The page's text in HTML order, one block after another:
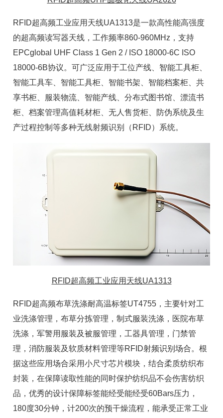
RFID超高频工业应用天线UA1313是一款高性能高强度
的超高频读写器天线，工作频率860-960MHz，支持
EPCglobal UHF Class 1 Gen 2 / ISO 18000-6C ISO
18000-6B协议。可广泛应用于工位产线、 智能工具柜
智能工具车
智能工具柜 智能书架 智能档案柜 、共
享书柜、服装物流、 智能产线 、分布式图书馆、漂流书
柜、 档案管理高值耗材柜 无人售货柜 、防伪系统及生
产过程控制等多种无线射频识别（RFID）系统。
RFID超高频工业应用天线UA1313
RFID超高频布草洗涤耐高温标签UT4755，主要针对工
业洗涤管理，布草分拣管理，制式服装洗涤，医院布草
洗涤，军警用服装及被服管理， 工器具管理 ，门禁管
理，消防服装及软质材料管理等RFID射频识别场合。根
据这些应用场合采用小尺寸芯片模块，结合柔质纺织布
封装，在保障读取性能的同时保护纺织品不会伤害纺织
品，优秀的设计保障标签能经受能经受60Bars压力，
180度30分钟，计200次的预干燥流程，能承受正常工业